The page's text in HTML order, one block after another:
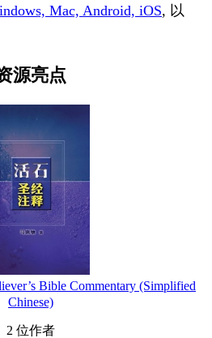
Mac, Android, iOS, 以
源亮点
Bible Commentary (Simplified
Chinese)
2 位作者